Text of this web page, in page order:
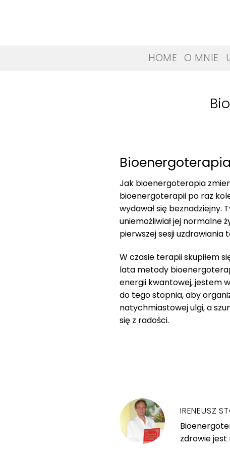
HOME O MNIE
Jak bioenergoterapia
bioenergoterapii po raz
wydawał się beznadziejny.
uniemożliwiał jej normalne
pierwszej sesji
W czasie terapii skupiłem
lata metody
energii kwantowej, jestem
do tego stopnia, aby
natychmiastowej ulgi, a
się z radości.
IRENEUSZ
zdrowie jest